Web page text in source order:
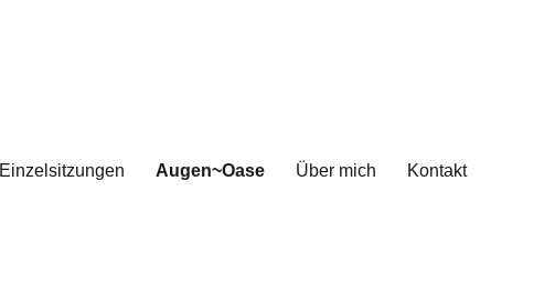
Einzelsitzungen Augen~Oase Über mich Kontakt